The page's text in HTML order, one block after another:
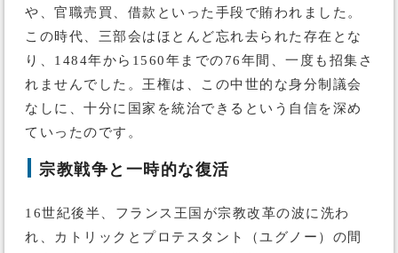
や、官職売買、借款といった手段で賄われました。
この時代、三部会はほとんど忘れ去られた存在とな
り、1484年から1560年までの76年間、一度も招集さ
れませんでした。王権は、この中世的な身分制議会
なしに、十分に国家を統治できるという自信を深め
ていったのです。
宗教戦争と一時的な復活
16世紀後半、フランス王国が宗教改革の波に洗わ
れ、カトリックとプロテスタント（ユグノー）の間